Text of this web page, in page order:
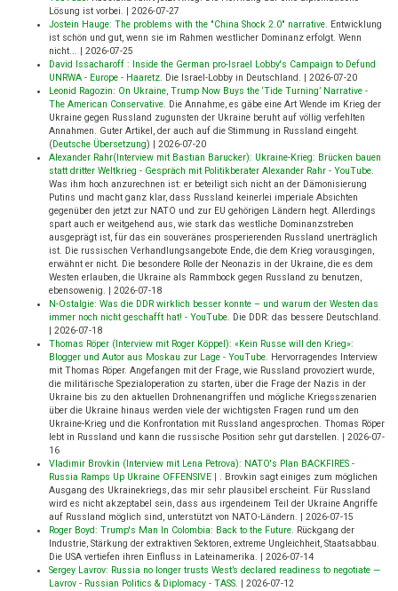
Lösung ist vorbei.
2026-07-27
Jostein Hauge: The problems with the "China Shock 2.0" narrative. Entwicklung
ist schön und gut, wenn sie im Rahmen westlicher Dominanz erfolgt. Wenn
nicht...
2026-07-25
David Issacharoff : Inside the German pro-Israel Lobby's Campaign to Defund
UNRWA - Europe - Haaretz. Die Israel-Lobby in Deutschland.
2026-07-20
Leonid Ragozin: On Ukraine, Trump Now Buys the ‘Tide Turning’ Narrative -
The American Conservative. Die Annahme, es gäbe eine Art Wende im Krieg der
Ukraine gegen Russland zugunsten der Ukraine beruht auf völlig verfehlten
Annahmen. Guter Artikel, der auch auf die Stimmung in Russland eingeht.
(Deutsche Übersetzung)
2026-07-20
Alexander Rahr(Interview mit Bastian Barucker): Ukraine-Krieg: Brücken bauen
statt dritter Weltkrieg - Gespräch mit Politikberater Alexander Rahr - YouTube.
Was ihm hoch anzurechnen ist: er beteiligt sich nicht an der Dämonisierung
Putins und macht ganz klar, dass Russland keinerlei imperiale Absichten
gegenüber den jetzt zur NATO und zur EU gehörigen Ländern hegt. Allerdings
spart auch er weitgehend aus, wie stark das westliche Dominanzstreben
ausgeprägt ist, für das ein souveränes prosperierenden Russland unerträglich
ist. Die russischen Verhandlungsangebote Ende, die dem Krieg vorausgingen,
erwähnt er nicht. Die besondere Rolle der Neonazis in der Ukraine, die es dem
Westen erlauben, die Ukraine als Rammbock gegen Russland zu benutzen,
ebensowenig.
2026-07-18
N-Ostalgie: Was die DDR wirklich besser konnte – und warum der Westen das
immer noch nicht geschafft hat! - YouTube. Die DDR: das bessere Deutschland.
2026-07-18
Thomas Röper (Interview mit Roger Köppel): «Kein Russe will den Krieg»:
Blogger und Autor aus Moskau zur Lage - YouTube. Hervorragendes Interview
mit Thomas Röper. Angefangen mit der Frage, wie Russland provoziert wurde,
die militärische Spezialoperation zu starten, über die Frage der Nazis in der
Ukraine bis zu den aktuellen Drohnenangriffen und mögliche Kriegsszenarien
über die Ukraine hinaus werden viele der wichtigsten Fragen rund um den
Ukraine-Krieg und die Konfrontation mit Russland angesprochen. Thomas Röper
lebt in Russland und kann die russische Position sehr gut darstellen.
2026-07-
16
Vladimir Brovkin (Interview mit Lena Petrova): NATO's Plan BACKFIRES -
Russia Ramps Up Ukraine OFFENSIVE | . Brovkin sagt einiges zum möglichen
Ausgang des Ukrainekriegs, das mir sehr plausibel erscheint. Für Russland
wird es nicht akzeptabel sein, dass aus irgendeinem Teil der Ukraine Angriffe
auf Russland möglich sind, unterstützt von NATO-Ländern.
2026-07-15
Roger Boyd: Trump's Man In Colombia: Back to the Future. Rückgang der
Industrie, Stärkung der extraktiven Sektoren, extreme Ungleichheit, Staatsabbau.
Die USA vertiefen ihren Einfluss in Lateinamerika.
2026-07-14
Sergey Lavrov: Russia no longer trusts West’s declared readiness to negotiate —
Lavrov - Russian Politics & Diplomacy - TASS. 2026-07-12